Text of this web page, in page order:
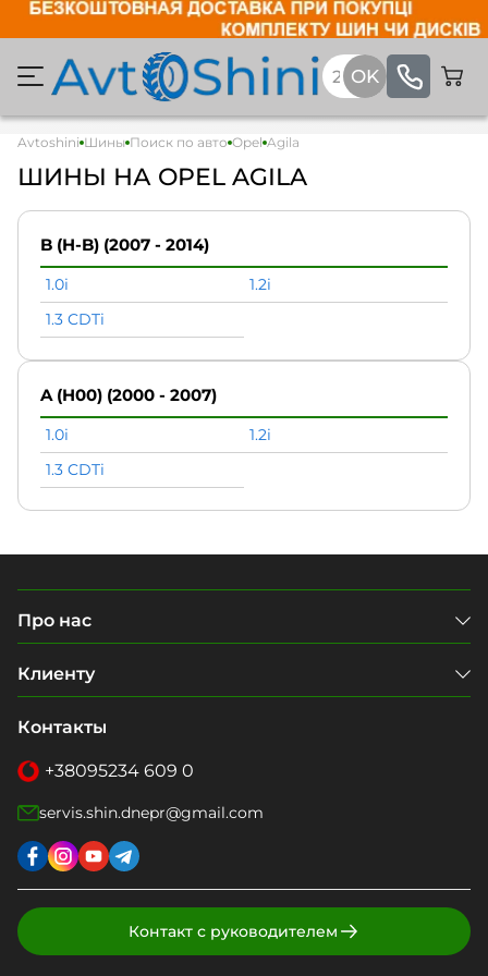
Avtoshini Шины Поиск по авто Opel Agila
ШИНЫ НА OPEL AGILA
B (H-B) (2007 - 2014)
1.0i
1.2i
1.3 CDTi
A (H00) (2000 - 2007)
1.0i
1.2i
1.3 CDTi
Про нас
Клиенту
Контакты
+38095234 609 0
servis.shin.dnepr@gmail.com
Контакт с руководителем